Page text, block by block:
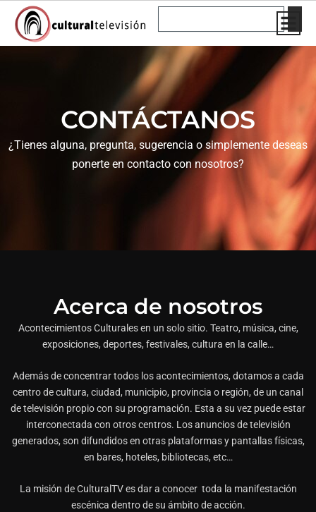
contenido
CONTÁCTANOS
¿Tienes alguna, pregunta, sugerencia o simplemente deseas
ponerte en contacto con nosotros?
Acerca de nosotros
Acontecimientos Culturales en un solo sitio. Teatro, música, cine,
exposiciones, deportes, festivales, cultura en la calle…
Además de concentrar todos los acontecimientos, dotamos a cada
centro de cultura, ciudad, municipio, provincia o región, de un canal
de televisión propio con su programación. Esta a su vez puede estar
interconectada con otros centros. Los anuncios de televisión
generados, son difundidos en otras plataformas y pantallas físicas,
en bares, hoteles, bibliotecas, etc…
La misión de CulturalTV es dar a conocer toda la manifestación
escénica dentro de su ámbito de acción.